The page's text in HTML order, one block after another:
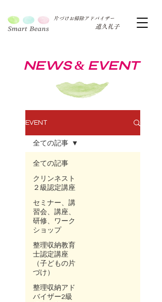
片づけお掃除アドバイザー
道久礼子
NEWS&EVENT
EVENT
全ての記事
クリンネスト
２級認定講座
セミナー、講
習会、講座、
研修、ワーク
ショップ
整理収納教育
士認定講座
（子どもの片
づけ）
整理収納アド
バイザー2級
全ての記事